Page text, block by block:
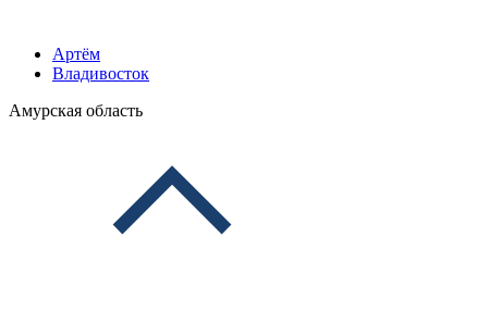
Артём
Владивосток
Амурская область